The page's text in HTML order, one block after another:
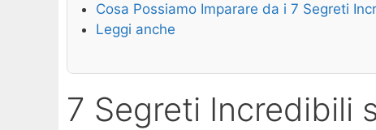
Cosa Possiamo Imparare da i 7 Segreti
Leggi anche
7 Segreti Incredibili